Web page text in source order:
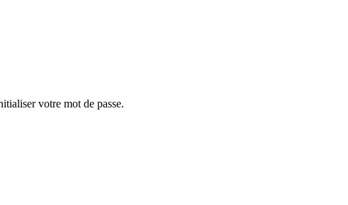
votre mot de passe.